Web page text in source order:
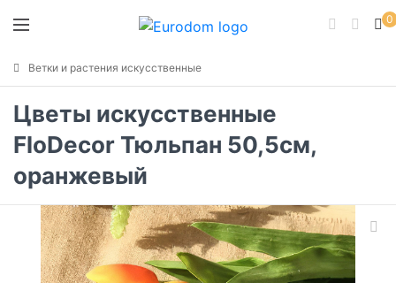
0
Ветки и растения искусственные
Цветы искусственные
FloDecor Тюльпан 50,5см,
оранжевый